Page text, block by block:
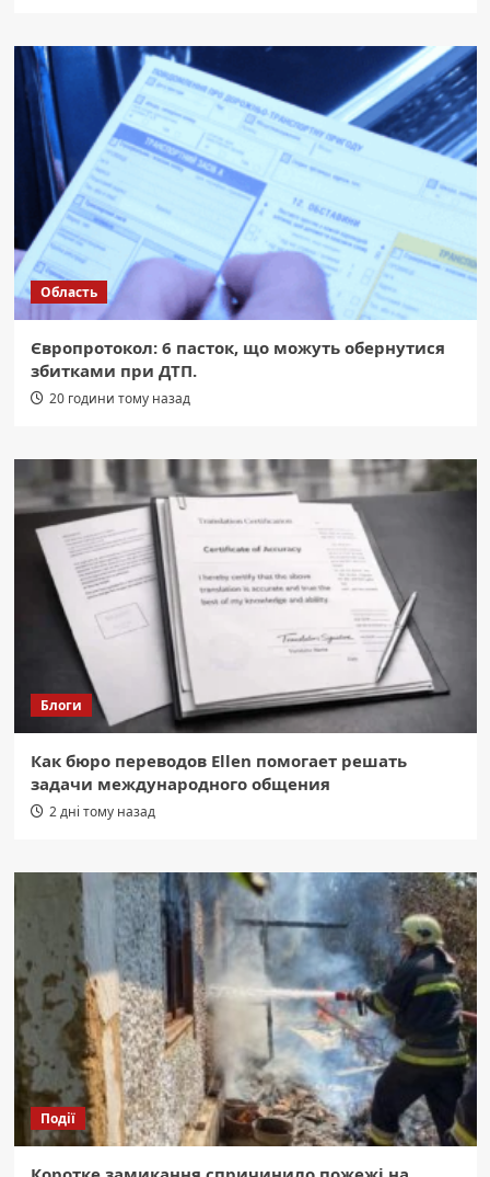
Область
Європротокол: 6 пасток, що можуть обернутися
збитками при ДТП.
20 години тому назад
Блоги
Как бюро переводов Ellen помогает решать
задачи международного общения
2 дні тому назад
Події